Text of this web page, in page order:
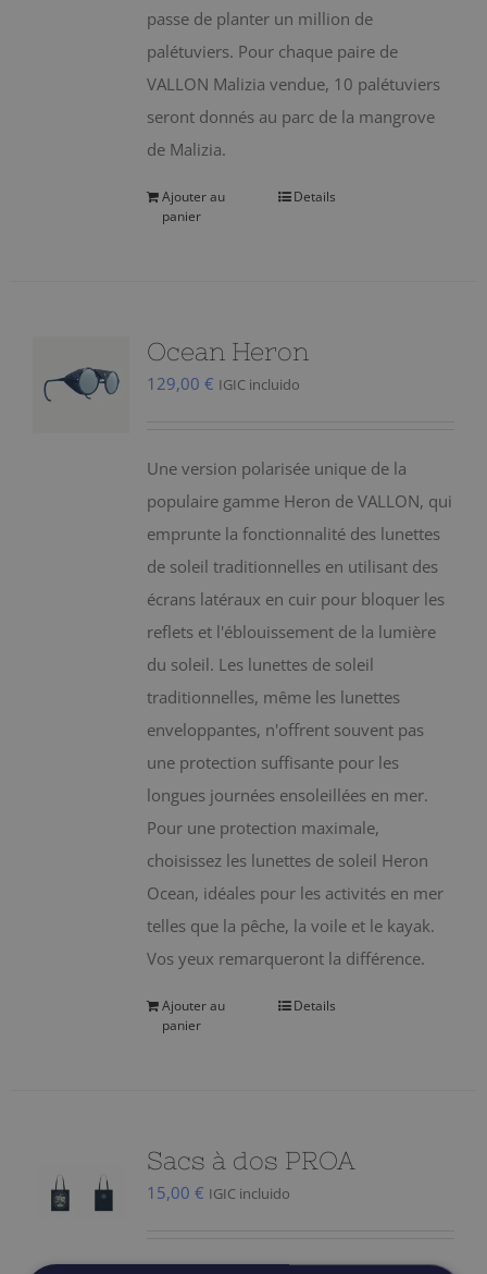
passe de planter un million de
palétuviers. Pour chaque paire de
VALLON Malizia vendue, 10 palétuviers
seront donnés au parc de la mangrove
de Malizia.
Ajouter au
panier
Details
Ocean Heron
129,00 € IGIC incluido
Une version polarisée unique de la
populaire gamme Heron de VALLON, qui
emprunte la fonctionnalité des lunettes
de soleil traditionnelles en utilisant des
écrans latéraux en cuir pour bloquer les
reflets et l'éblouissement de la lumière
du soleil. Les lunettes de soleil
traditionnelles, même les lunettes
enveloppantes, n'offrent souvent pas
une protection suffisante pour les
longues journées ensoleillées en mer.
Pour une protection maximale,
choisissez les lunettes de soleil Heron
Ocean, idéales pour les activités en mer
telles que la pêche, la voile et le kayak.
Vos yeux remarqueront la différence.
Ajouter au
panier
Details
Sacs à dos PROA
15,00 € IGIC incluido